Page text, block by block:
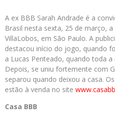
A ex BBB Sarah Andrade é a
Brasil nesta sexta, 25 de março,
VillaLobos, em São Paulo. A
destacou início do jogo, quando
a Lucas Penteado, quando toda
Depois, se uniu fortemente com
separou quando deixou a casa.
estão à venda no site
Casa BBB